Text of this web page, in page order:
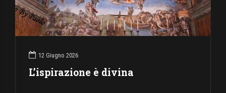
12 Giugno 2026
L’ispirazione è divina